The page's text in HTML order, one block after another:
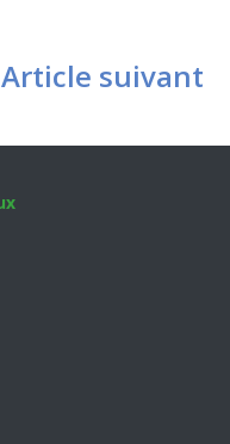
Article suivant